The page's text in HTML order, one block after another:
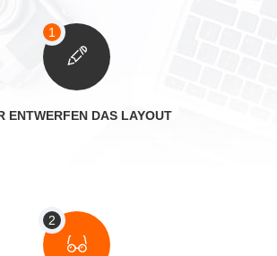
ENTWERFEN DAS LAYOUT